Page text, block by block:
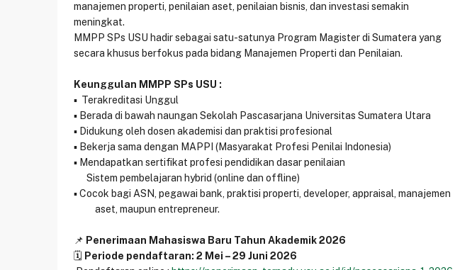
manajemen properti, penilaian aset, penilaian bisnis, dan investasi semakin
meningkat.
MMPP SPs USU hadir sebagai satu-satunya Program Magister di Sumatera yang
secara khusus berfokus pada bidang Manajemen Properti dan Penilaian.
Keunggulan MMPP SPs USU :
▪️ Terakreditasi Unggul
▪️ Berada di bawah naungan Sekolah Pascasarjana Universitas Sumatera Utara
▪️ Didukung oleh dosen akademisi dan praktisi profesional
▪️ Bekerja sama dengan MAPPI (Masyarakat Profesi Penilai Indonesia)
▪️ Mendapatkan sertifikat profesi pendidikan dasar penilaian
Sistem pembelajaran hybrid (online dan offline)
▪️ Cocok bagi ASN, pegawai bank, praktisi properti, developer, appraisal, manajemen
aset, maupun entrepreneur.
📌 Penerimaan Mahasiswa Baru Tahun Akademik 2026
🗓️ Periode pendaftaran: 2 Mei – 29 Juni 2026